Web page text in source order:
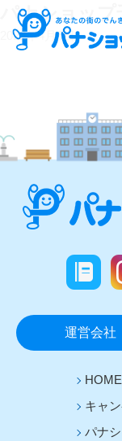
パナショップ
2022年4月6日
運営会社
HOME
キャ
パナ